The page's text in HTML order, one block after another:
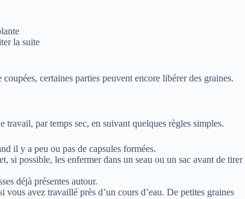
la suite
certaines parties peuvent encore libérer des graines.
travail, par temps sec, en suivant quelques règles simples.
il y a peu ou pas de capsules formées.
si possible, les enfermer dans un seau ou un sac avant de tirer
déjà présentes autour.
avez travaillé près d’un cours d’eau. De petites graines